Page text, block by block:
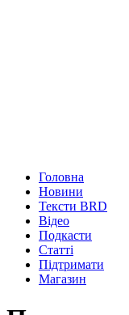
Головна
Новини
Тексти BRD
Відео
Подкасти
Статті
Підтримати
Магазин